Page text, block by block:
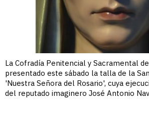
La Cofradía Penitencial y Sacramental
presentado este sábado la talla de la
'Nuestra Señora del Rosario', cuya
del reputado imaginero José Antonio